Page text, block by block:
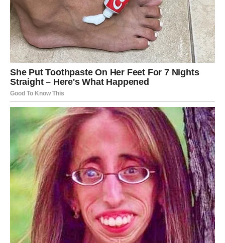
period u kojem vam se mnoge želje ostvaruju.
Ljudi oko vas donose dodatnu sreću
Pred vama su brojni lijepi susreti sa porodicom,
prijateljima i osobama koje vas iskreno cijene.
Jedna osoba mogla bi vas posebno iznenaditi podrškom
ili riječima koje će vam vratiti još više samopouzdanja.
Bićete okruženi pozitivnom energijom i ljudima koji će
iskreno vjerovati u vaš uspjeh.
Vrijeme je da vjerujete sebi više
nego ikada
Zvijezde vam jasno poručuju da ne sumnjate u svoje
sposobnosti.